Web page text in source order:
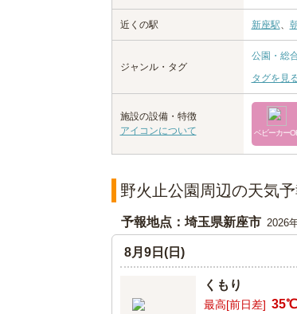
近くの駅 新座駅、
ジャンル・タグ
公園・総
タグを見
施設の設備・特徴
アイコンについて
ベビーカー
野火止公園周辺の天気
予報地点：埼玉県新座市 2026
8月9日(日)
くもり
最高[前日差] 35℃